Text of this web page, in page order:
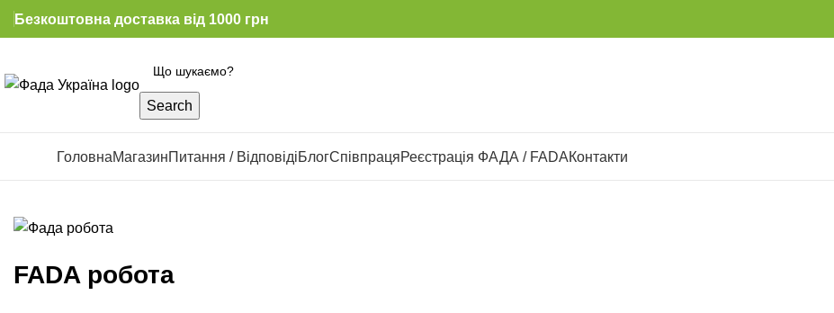
Безкоштовна доставка від 1000 грн
Search
ГоловнаМагазинПитання / ВідповідіБлогСпівпрацяРеєстрація ФАДА / FADAКонтакти
FADA робота